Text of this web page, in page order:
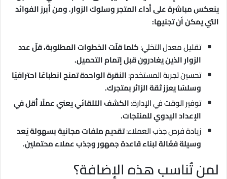
ينعكس مباشرة على أداء المتجر وسلوك الزوار. ومن أبرز الفوائد
التي يمكن أن تجنيها:
تقليل معدل التخلي:كلما قلّت الخطوات المطلوبة، قلّ عدد
الزوار الذين يغادرون قبل إتمام التحميل.
تحسين تجربة المستخدم:النقرة الواحدة تمنح انطباعًا احترافيًا
وسلسًا يعزز ثقة الزائر بمتجرك.
توفير الوقت في الإدارة:الكشف التلقائي يعني عملًا أقل في
الإعداد اليدوي للمنتجات.
زيادة فرص جذب العملاء:تقديم ملفات مجانية بسهولة يُعد
وسيلة فعّالة لبناء قاعدة جمهور وجذب عملاء محتملين.
لمن تُناسب هذه الإضافة؟